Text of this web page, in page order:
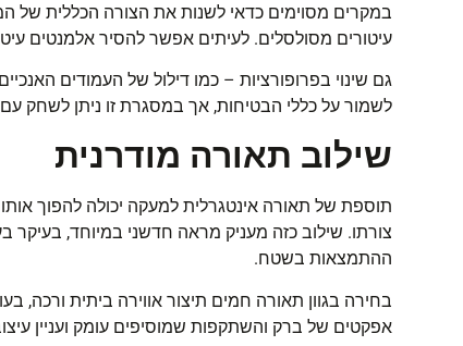
במקרים מסוימים כדאי לשנות את הצורה הכללית של
עיטורים מסולסלים. לעיתים אפשר להסיר אלמנטים
גם שינוי בפרופורציות – כמו דילול של העמודים
לשמור על כללי הבטיחות, אך במסגרת זו ניתן לשחק
שילוב תאורה מודרנית
תוספת של תאורה אינטגרלית למעקה יכולה להפוך
צורתו. שילוב כזה מעניק מראה חדשני במיוחד,
ההתמצאות בשטח.
בחירה בגוון תאורה חמים תיצור אווירה ביתית ורכה,
אפקטים של ברק והשתקפות שמוסיפים עומק ועניין